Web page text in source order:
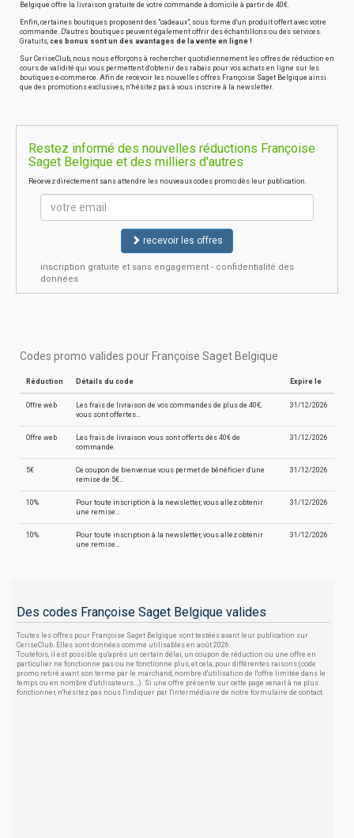
Belgique offre la livraison gratuite de votre commande à domicile à partir de 40€.
Enfin, certaines boutiques proposent des "cadeaux", sous forme d'un produit offert avec votre
commande. D'autres boutiques peuvent également offrir des échantillons ou des services.
Gratuits, ces bonus sont un des avantages de la vente en ligne !
Sur CeriseClub, nous nous efforçons à rechercher quotidiennement les offres de réduction en
cours de validité qui vous permettent d'obtenir des rabais pour vos achats en ligne sur les
boutiques e-commerce. Afin de recevoir les nouvelles offres Françoise Saget Belgique ainsi
que des promotions exclusives, n'hésitez pas à vous inscrire à la newsletter.
Restez informé des nouvelles réductions Françoise
Saget Belgique et des milliers d'autres
Recevez directement sans attendre les nouveaux codes promo dès leur publication.
recevoir les offres
inscription gratuite et sans engagement - confidentialité des
données
Codes promo valides pour Françoise Saget Belgique
Réduction Détails du code Expire le
Offre web
Les frais de livraison de vos commandes de plus de 40€,
vous sont offertes…
31/12/2026
Offre web
Les frais de livraison vous sont offerts dès 40€ de
commande.
31/12/2026
5€
Ce coupon de bienvenue vous permet de bénéficier d'une
remise de 5€…
31/12/2026
10%
Pour toute inscription à la newsletter, vous allez obtenir
une remise…
31/12/2026
10%
Pour toute inscription à la newsletter, vous allez obtenir
une remise…
31/12/2026
Des codes Françoise Saget Belgique valides
Toutes les offres pour Françoise Saget Belgique sont testées avant leur publication sur
CeriseClub. Elles sont données comme utilisables en août 2026.
Toutefois, il est possible qu'après un certain délai, un coupon de réduction ou une offre en
particulier ne fonctionne pas ou ne fonctionne plus, et cela, pour différentes raisons (code
promo retiré avant son terme par le marchand, nombre d'utilisation de l'offre limitée dans le
temps ou en nombre d'utilisateurs...). Si une offre présente sur cette page venait à ne plus
fonctionner, n'hésitez pas nous l'indiquer par l'intermédiaire de notre formulaire de contact.